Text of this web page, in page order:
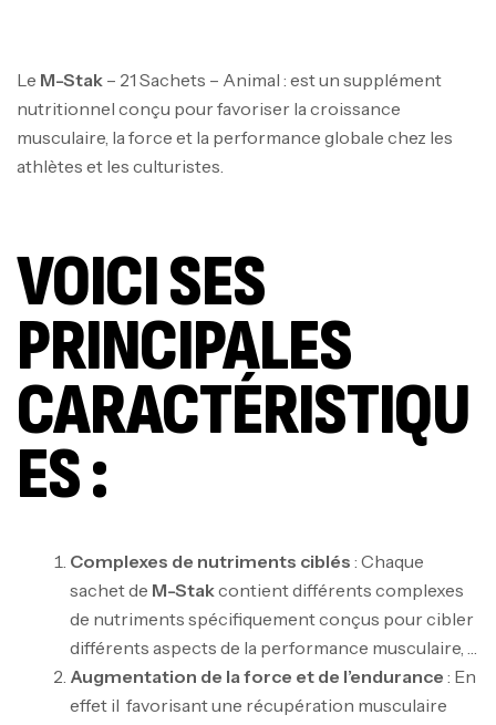
Le M-Stak – 21 Sachets – Animal : est un supplément
nutritionnel conçu pour favoriser la croissance
musculaire, la force et la performance globale chez les
athlètes et les culturistes.
VOICI SES
PRINCIPALES
CARACTÉRISTIQU
ES :
Complexes de nutriments ciblés : Chaque
sachet de M-Stakcontient différents complexes
de nutriments spécifiquement conçus pour cibler
différents aspects de la performance musculaire, …
Augmentation de la force et de l’endurance : En
effet il favorisant une récupération musculaire